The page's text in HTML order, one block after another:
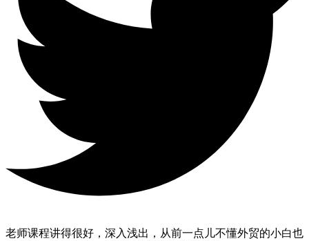
老师课程讲得很好，深入浅出，从前一点儿不懂外贸的小白也